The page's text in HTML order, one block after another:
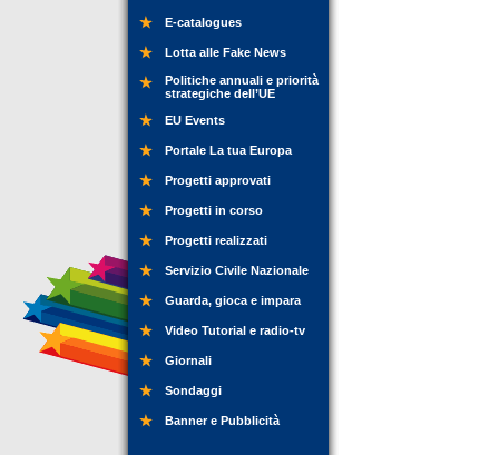
E-catalogues
Lotta alle Fake News
Politiche annuali e priorità
strategiche dell’UE
EU Events
Portale La tua Europa
Progetti approvati
Progetti in corso
Progetti realizzati
Servizio Civile Nazionale
Guarda, gioca e impara
Video Tutorial e radio-tv
Giornali
Sondaggi
Banner e Pubblicità